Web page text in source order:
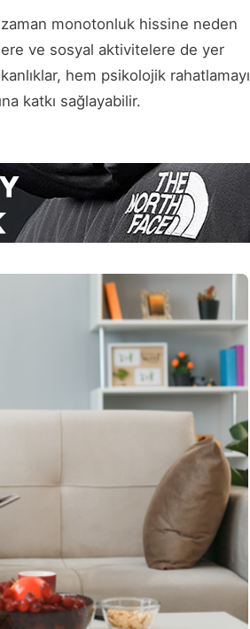
monotonluk hissine neden
ve sosyal aktivitelere de yer
hem psikolojik rahatlamayı
katkı sağlayabilir.